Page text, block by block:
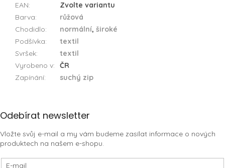
EAN:
Zvolte variantu
Barva:
růžová
Chodidlo: normální, široké
Podšívka:
textil
Svršek:
textil
Vyrobeno v:
ČR
Zapínání: suchý zip
Z
p
a
t
Odebírat newsletter
Vložte svůj e-mail a my vám budeme zasílat informace o nových
produktech na našem e-shopu.
E-mail